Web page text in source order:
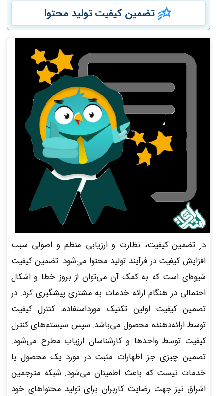
تضمین کیفیت تولید محتوا
در تضمین کیفیت، نظارت و ارزیابی منظم و اصولی سبب
افزایش کیفیت در فرآیند تولید محتوا می‌شود. تضمین کیفیت
شیوه‌ای است که به کمک آن می‌توان از بروز خطا و اشکال
احتمالی در هنگام ارائه خدمات به مشتری پیشگیری کرد. در
تضمین کیفیت اولین تکنیک مورداستفاده، کنترل کیفیت
توسط ارائه‌دهنده محصول می‌باشد. سپس سیستم‌های کنترل
کیفیت توسط واحدها و کارشناسان ارزیاب مطرح می‌شود.
تضمین چیزی جز اظهارات مثبت در مورد یک محصول یا
خدمات نیست که باعث اطمینان می‌شود. شبکه مترجمین
اشراق نیز جهت رضایت کاربران برای تولید محتواهای خود